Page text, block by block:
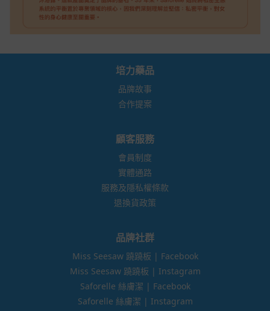
培力藥品
品牌故事
合作提案
顧客服務
會員制度
實體通路
服務及隱私權條款
退換貨政策
品牌社群
Miss Seesaw 蹺蹺板 | Facebook
Miss Seesaw 蹺蹺板 | Instagram
Saforelle 絲膚潔 | Facebook
Saforelle 絲膚潔 | Instagram